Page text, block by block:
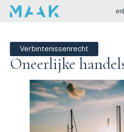
en
Verbintenissenrecht
Oneerlijke